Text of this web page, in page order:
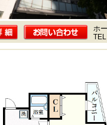
ホ